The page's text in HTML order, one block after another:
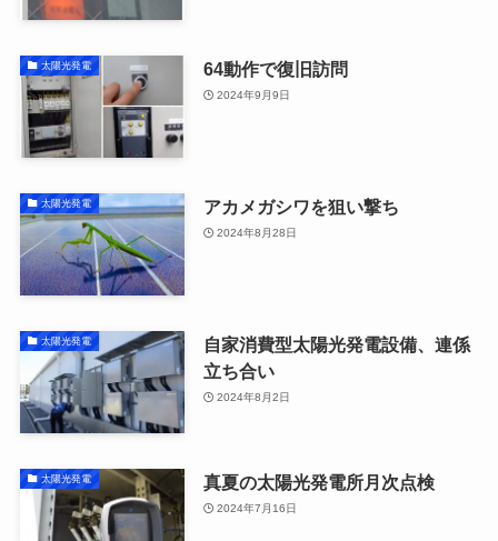
太陽光発電 64動作で復旧訪問
2024年9月9日
太陽光発電 アカメガシワを狙い撃ち
2024年8月28日
太陽光発電
自家消費型太陽光発電設備、連係
立ち合い
2024年8月2日
太陽光発電 真夏の太陽光発電所月次点検
2024年7月16日